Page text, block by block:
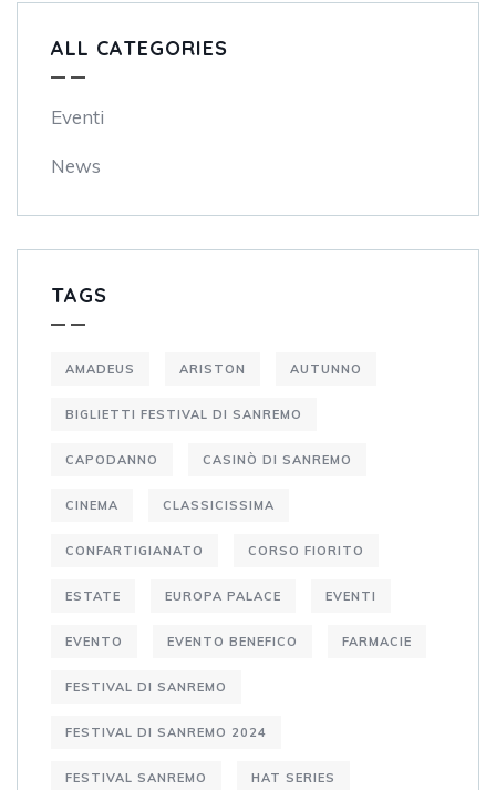
ALL CATEGORIES
Eventi
News
TAGS
AMADEUS ARISTON AUTUNNO
BIGLIETTI FESTIVAL DI SANREMO
CAPODANNO CASINÒ DI SANREMO
CINEMA CLASSICISSIMA
CONFARTIGIANATO CORSO FIORITO
ESTATE EUROPA PALACE EVENTI
EVENTO EVENTO BENEFICO FARMACIE
FESTIVAL DI SANREMO
FESTIVAL DI SANREMO 2024
FESTIVAL SANREMO HAT SERIES